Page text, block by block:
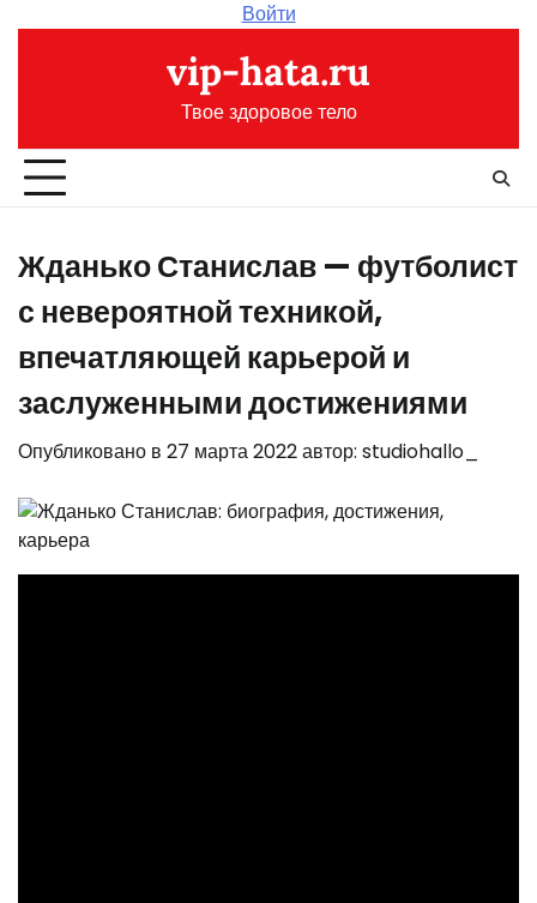
Войти
vip-hata.ru
Твое здоровое тело
Жданько Станислав — футболист
с невероятной техникой,
впечатляющей карьерой и
заслуженными достижениями
Опубликовано в 27 марта 2022автор: studiohallo_